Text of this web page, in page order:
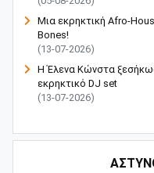
Μια εκρηκτική Afro-
Bones!
(13-07-2026)
Η Έλενα Κώνστα
εκρηκτικό DJ set
(13-07-2026)